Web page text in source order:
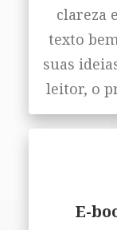
clareza
texto
suas
leitor, o
E-